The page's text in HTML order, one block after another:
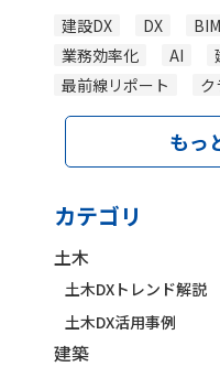
建設DX DX BIM
業務効率化
AI
最前線リポート
ク
もっ
カテゴリ
土木
土木DXトレンド解説
土木DX活用事例
建築